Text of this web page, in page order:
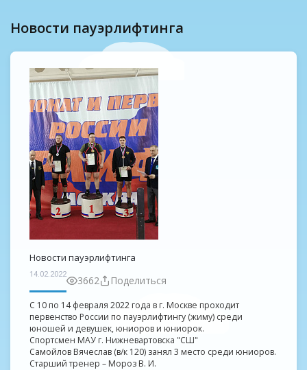
Новости пауэрлифтинга
Новости пауэрлифтинга
14.02.2022 3662 Поделиться
С 10 по 14 февраля 2022 года в г. Москве проходит
первенство России по пауэрлифтингу (жиму) среди
юношей и девушек, юниоров и юниорок.
Спортсмен МАУ г. Нижневартовска "СШ"
Самойлов Вячеслав (в/к 120) занял 3 место среди юниоров.
Старший тренер – Мороз В. И.